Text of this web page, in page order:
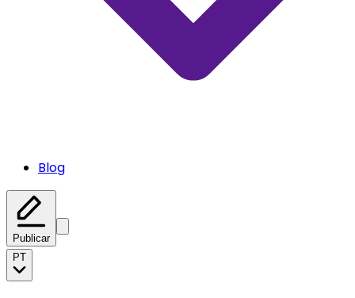
Blog
Publicar
PT